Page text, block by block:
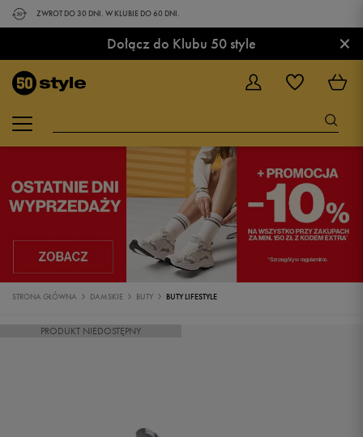
ZWROT DO 30 DNI. W KLUBIE DO 60 DNI.
Dołącz do Klubu 50 style ×
STRONA GŁÓWNA DAMSKIE BUTY BUTY LIFESTYLE
PRODUKT NIEDOSTĘPNY